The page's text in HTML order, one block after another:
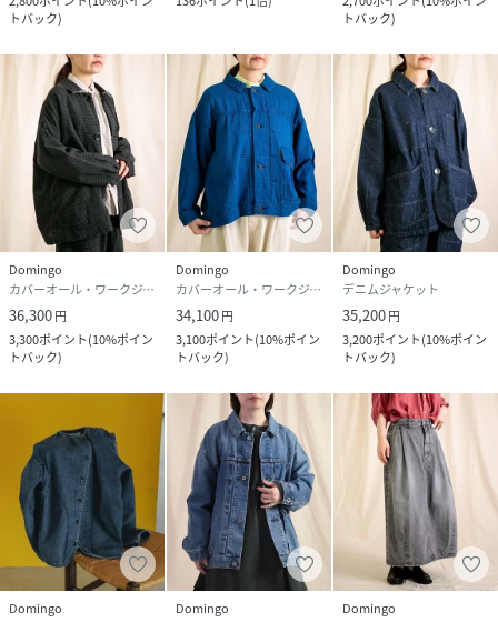
品番
NZ0549_38
トバック)
トバック)
Domingo
カバーオール・ワークジャケット
36,300円
3,300ポイント(10%ポイン
トバック)
Domingo
カバーオール・ワークジャケット
34,100円
3,100ポイント(10%ポイン
トバック)
Domingo
デニムジャケット
35,200円
3,200ポイント(10%ポイン
トバック)
Domingo
Domingo
Domingo